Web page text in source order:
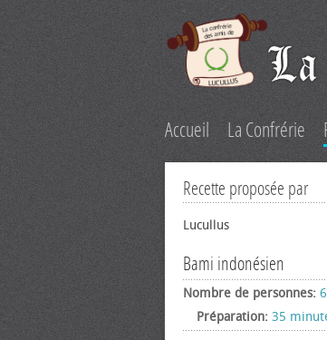
Accueil La Confrérie
Recette proposée par
Lucullus
Bami indonésien
Nombre de personnes: 6
Préparation: 35